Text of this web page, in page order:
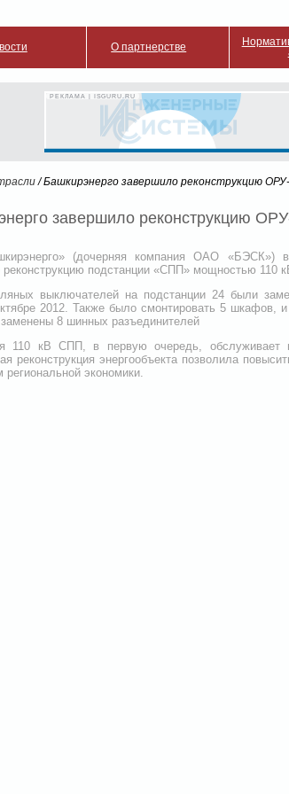
О партнерстве
РЕКЛАМА | ISGURU.RU
/ Башкирэнерго завершило реконструкцию
завершило реконструкцию
(дочерняя компания ОАО «БЭСК») в
подстанции «СПП» мощностью 110
выключателей на подстанции 24 были
2012. Также было смонтировать 5
8 шинных разъединителей
110 кВ СПП, в первую очередь,
реконструкция энергообъекта позволила
экономики.